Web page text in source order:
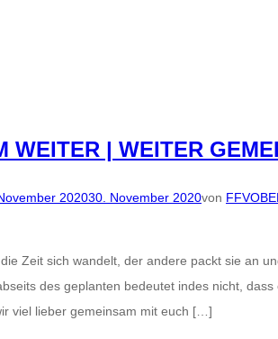
WEITER | WEITER
202030. November 2020von
Zeit sich wandelt, der andere packt sie an
des geplanten bedeutet indes nicht,
viel lieber gemeinsam mit euch […]